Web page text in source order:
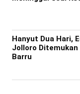
Hanyut Dua Hari,
Jolloro
Barru